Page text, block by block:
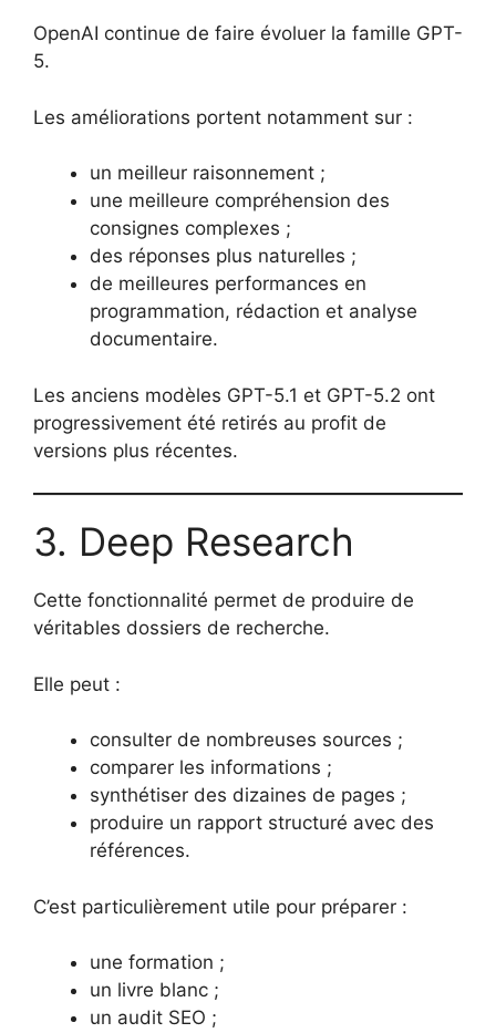
OpenAI continue de faire évoluer la famille GPT-
5.
Les améliorations portent notamment sur :
un meilleur raisonnement ;
une meilleure compréhension des
consignes complexes ;
des réponses plus naturelles ;
de meilleures performances en
programmation, rédaction et analyse
documentaire.
Les anciens modèles GPT-5.1 et GPT-5.2 ont
progressivement été retirés au profit de
versions plus récentes.
3. Deep Research
Cette fonctionnalité permet de produire de
véritables dossiers de recherche.
Elle peut :
consulter de nombreuses sources ;
comparer les informations ;
synthétiser des dizaines de pages ;
produire un rapport structuré avec des
références.
C’est particulièrement utile pour préparer :
une formation ;
un livre blanc ;
un audit SEO ;